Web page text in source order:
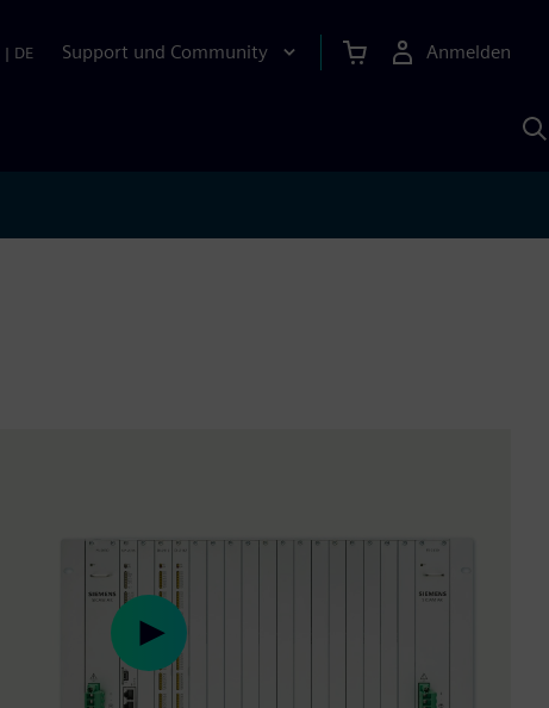
| DE Support und Community Anmelden
KI
Play